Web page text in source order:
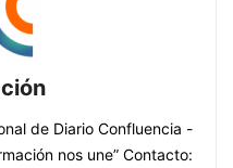
de Diario Confluencia -
nos une” Contacto: